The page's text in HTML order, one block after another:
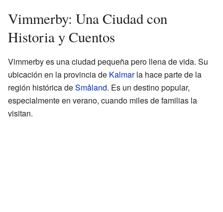
Vimmerby: Una Ciudad con
Historia y Cuentos
Vimmerby es una ciudad pequeña pero llena de vida. Su
ubicación en la provincia de Kalmarla hace parte de la
región histórica deSmåland. Es un destino popular,
especialmente en verano, cuando miles de familias la
visitan.